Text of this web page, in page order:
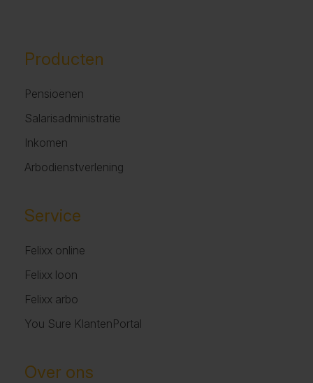
Producten
Pensioenen
Salarisadministratie
Inkomen
Arbodienstverlening
Service
Felixx online
Felixx loon
Felixx arbo
You Sure KlantenPortal
Over ons